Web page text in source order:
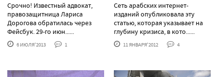
Срочно! Известный адвокат,
правозащитница Лариса
Дорогова обратилась через
Фейсбук. 29-го июн......
6 ИЮЛЯ'2013 1
Сеть арабских интернет-
изданий опубликовала эту
статью, которая указывает на
глубину кризиса, в кото......
11 ЯНВАРЯ'2012 4